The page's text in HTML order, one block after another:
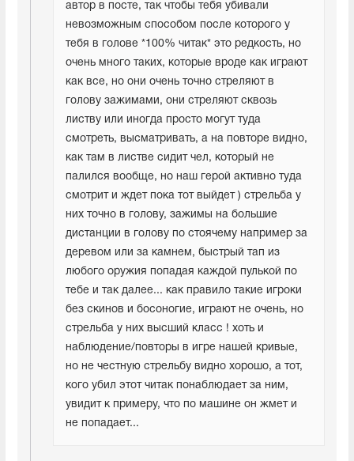
автор в посте, так чтобы тебя убивали
невозможным способом после которого у
тебя в голове *100% читак* это редкость, но
очень много таких, которые вроде как играют
как все, но они очень точно стреляют в
голову зажимами, они стреляют сквозь
листву или иногда просто могут туда
смотреть, высматривать, а на повторе видно,
как там в листве сидит чел, который не
палился вообще, но наш герой активно туда
смотрит и ждет пока тот выйдет ) стрельба у
них точно в голову, зажимы на большие
дистанции в голову по стоячему например за
деревом или за камнем, быстрый тап из
любого оружия попадая каждой пулькой по
тебе и так далее... как правило такие игроки
без скинов и босоногие, играют не очень, но
стрельба у них высший класс ! хоть и
наблюдение/повторы в игре нашей кривые,
но не честную стрельбу видно хорошо, а тот,
кого убил этот читак понаблюдает за ним,
увидит к примеру, что по машине он жмет и
не попадает...